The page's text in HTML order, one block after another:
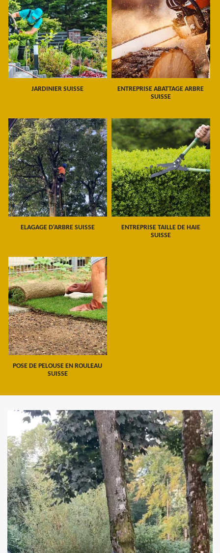
JARDINIER SUISSE
ENTREPRISE ABATTAGE ARBRE
SUISSE
ELAGAGE D'ARBRE SUISSE
ENTREPRISE TAILLE DE HAIE
SUISSE
POSE DE PELOUSE EN ROULEAU
SUISSE